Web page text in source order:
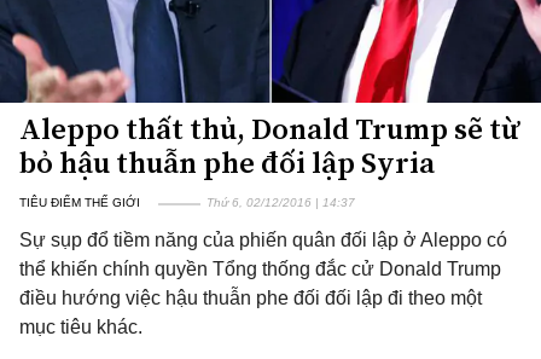
Aleppo thất thủ, Donald Trump sẽ từ
bỏ hậu thuẫn phe đối lập Syria
TIÊU ĐIỂM THẾ GIỚI Thứ 6, 02/12/2016 | 14:37
Sự sụp đổ tiềm năng của phiến quân đối lập ở Aleppo có
thể khiến chính quyền Tổng thống đắc cử Donald Trump
điều hướng việc hậu thuẫn phe đối đối lập đi theo một
mục tiêu khác.